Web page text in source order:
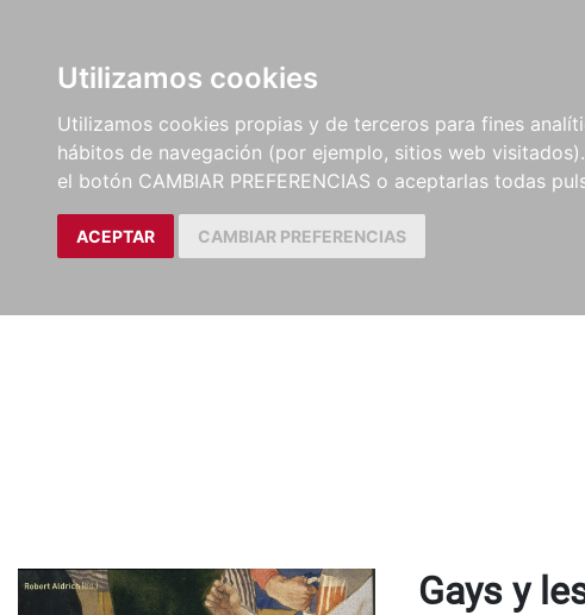
Utilizamos cookies
Utilizamos cookies propias y de terceros para fines
hábitos de navegación (por ejemplo, sitios web visitados).
el botón CAMBIAR PREFERENCIAS o aceptarlas todas
ACEPTAR CAMBIAR PREFERENCIAS
Gays y